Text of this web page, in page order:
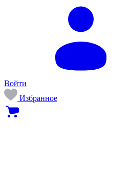
Войти
Избранное